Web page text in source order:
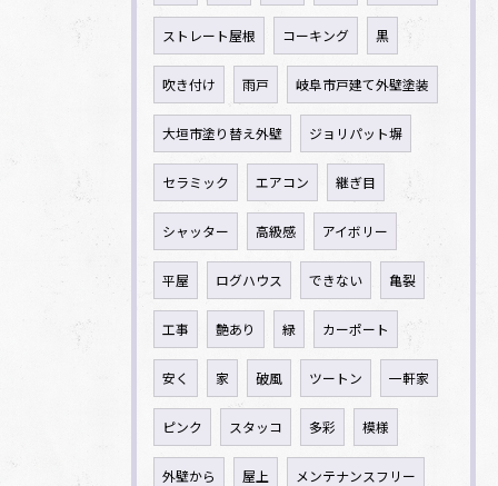
ストレート屋根 コーキング 黒
吹き付け 雨戸 岐阜市戸建て外壁塗装
大垣市塗り替え外壁 ジョリパット塀
セラミック エアコン 継ぎ目
シャッター 高級感 アイボリー
平屋 ログハウス できない 亀裂
工事 艶あり 緑 カーポート
安く 家 破風 ツートン 一軒家
ピンク スタッコ 多彩 模様
外壁から 屋上 メンテナンスフリー